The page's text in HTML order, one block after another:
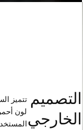
التصميم
الخارجيلون